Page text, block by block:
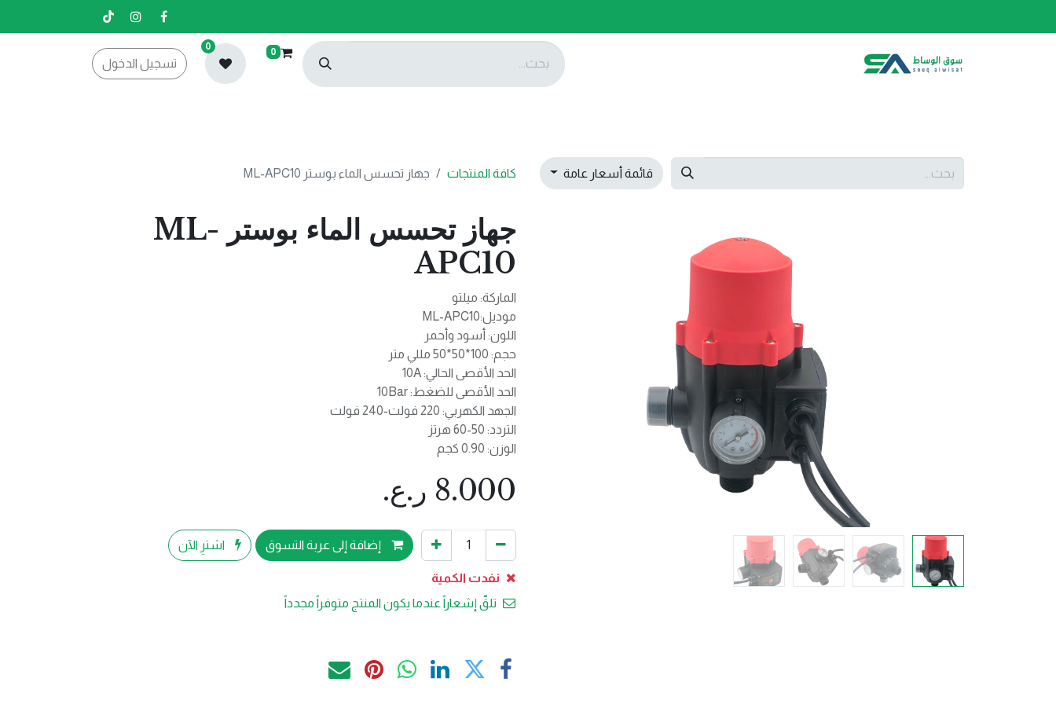
0
0
تسجيل الدخول
قائمة أسعار عامة كافة المنتجات جهاز تحسس الماء بوستر ML-APC10
جهاز تحسس الماء بوستر ML-
APC10
الماركة: ميلتو
موديل:ML-APC10
اللون: أسود وأحمر
حجم: 100*50*50 مللي متر
الحد الأقصى الحالي: 10A
الحد الأقصى للضغط: 10Bar
الجهد الكهربي: 220 فولت-240 فولت
التردد: 50-60 هرتز
الوزن: 0.90 كجم
8.000 ر.ع.
إضافة إلى عربة التسوق اشترِ الآن
نفدت الكمية
تلقّ إشعاراً عندما يكون المنتج متوفراً مجدداً